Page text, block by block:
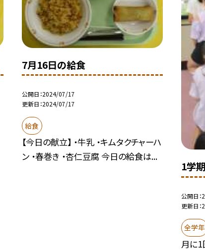
7月16日の給食
公開日 2024/07/17
更新日 2024/07/17
給食
【今日の献立】 ・牛乳 ・キムタクチャーハ
ン ・春巻き ・杏仁豆腐 今日の給食は...
1学
公開日
更新日
全学年
月に1